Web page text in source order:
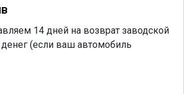
14 дней на возврат заводской
(если ваш автомобиль